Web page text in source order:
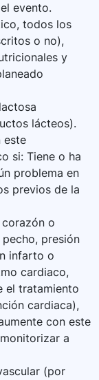
evento.
todos los
o no),
y
lácteos).
este
si: Tiene o ha
problema en
previos de la
o
presión
infarto o
cardiaco,
el tratamiento
cardiaca),
con este
a
(por